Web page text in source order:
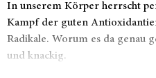
In unserem Körper herrscht
Kampf der guten
Radikale. Worum es da genau
und knackig.